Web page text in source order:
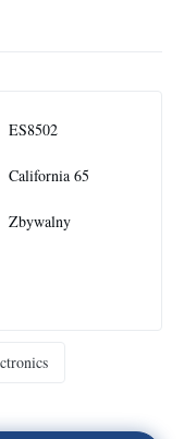
ES8502
California 65
Zbywalny